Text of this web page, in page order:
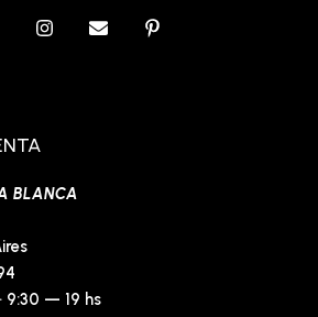
I
E
P
BLANCA
9:30 — 19 hs